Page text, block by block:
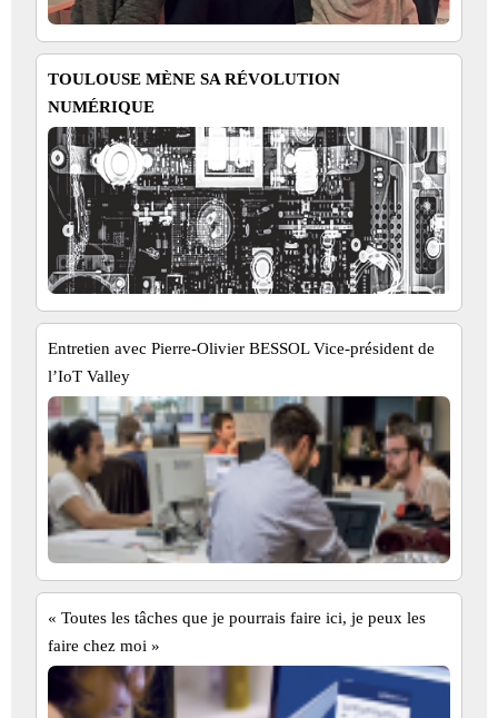
TOULOUSE MÈNE SA RÉVOLUTION
NUMÉRIQUE
Entretien avec Pierre-Olivier BESSOL Vice-président de
l’IoT Valley
« Toutes les tâches que je pourrais faire ici, je peux les
faire chez moi »